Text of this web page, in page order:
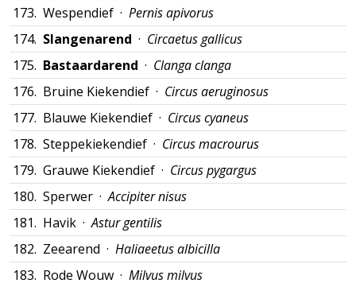
173. Wespendief · Pernis apivorus
174. Slangenarend · Circaetus gallicus
175. Bastaardarend · Clanga clanga
176. Bruine Kiekendief · Circus aeruginosus
177. Blauwe Kiekendief · Circus cyaneus
178. Steppekiekendief · Circus macrourus
179. Grauwe Kiekendief · Circus pygargus
180. Sperwer ·Accipiter nisus
181. Havik ·Astur gentilis
182. Zeearend · Haliaeetus albicilla
183. Rode Wouw · Milvus milvus